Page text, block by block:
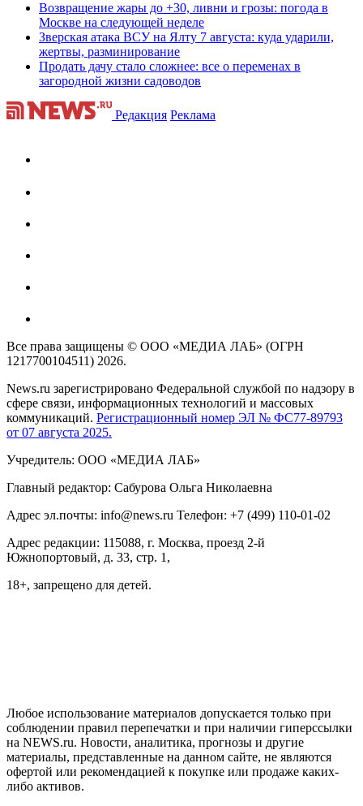
Возвращение жары до +30, ливни и грозы: погода в
Москве на следующей неделе
Зверская атака ВСУ на Ялту 7 августа: куда ударили,
жертвы, разминирование
Продать дачу стало сложнее: все о переменах в
загородной жизни садоводов
Редакция Реклама
Все права защищены © ООО «МЕДИА ЛАБ» (ОГРН
1217700104511) 2026.
News.ru зарегистрировано Федеральной службой по надзору в
сфере связи, информационных технологий и массовых
коммуникаций. Регистрационный номер ЭЛ № ФС77-89793
от 07 августа 2025.
Учредитель: ООО «МЕДИА ЛАБ»
Главный редактор: Сабурова Ольга Николаевна
Адрес эл.почты: info@news.ru Телефон: +7 (499) 110-01-02
Адрес редакции: 115088, г. Москва, проезд 2-й
Южнопортовый, д. 33, стр. 1,
18+, запрещено для детей.
Любое использование материалов допускается только при
соблюдении правил перепечатки и при наличии гиперссылки
на NEWS.ru. Новости, аналитика, прогнозы и другие
материалы, представленные на данном сайте, не являются
офертой или рекомендацией к покупке или продаже каких-
либо активов.